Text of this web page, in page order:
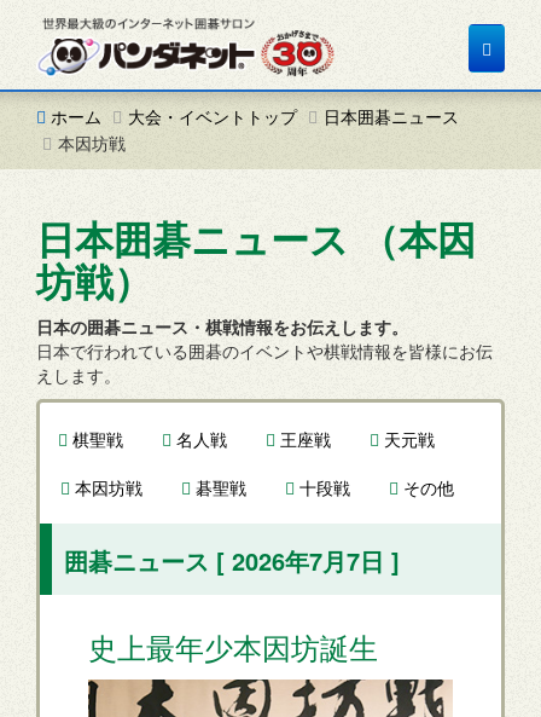
Toggle
ホーム
大会・イベントトップ
日本囲碁ニュース
本因坊戦
日本囲碁ニュース （本因
坊戦）
日本の囲碁ニュース・棋戦情報をお伝えします。
日本で行われている囲碁のイベントや棋戦情報を皆様にお伝
えします。
棋聖戦 名人戦 王座戦
天元戦
本因坊戦
碁聖戦 十段戦 その他
囲碁ニュース [ 2026年7月7日 ]
史上最年少本因坊誕生